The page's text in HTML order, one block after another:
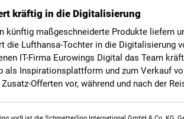
kräftig in die Digitalisierung
künftig maßgeschneiderte Produkte liefern
die Lufthansa-Tochter in die Digitalisierung
IT-Firma Eurowings Digital das Team
als Inspirationsplattform und zum Verkauf
Offerten vor, während und nach der